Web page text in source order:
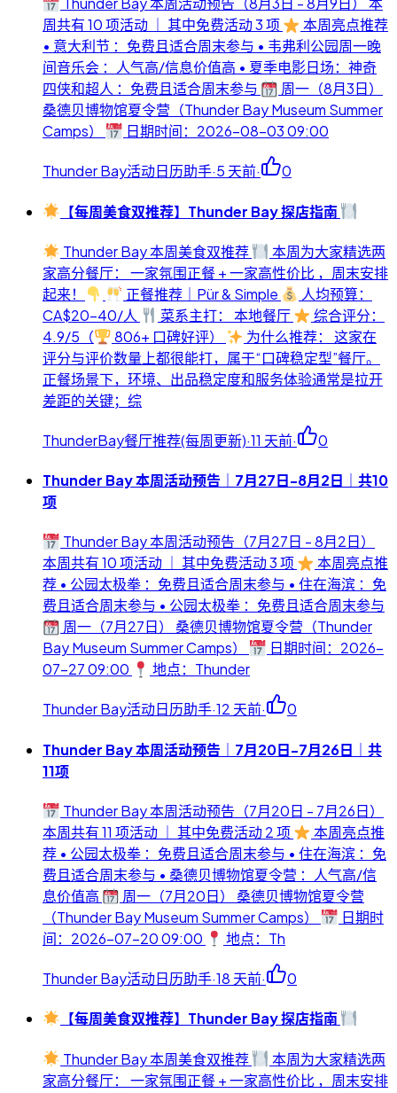
周共有 10 项活动 ｜ 其中免费活动 3 项
本周亮点推荐
• 意大利节 ：免费且适合周末参与 • 韦弗利公园周一晚
间音乐会 ：人气高/信息价值高 • 夏季电影日场：神奇
四侠和超人 ：免费且适合周末参与
周一（8月3日）
桑德贝博物馆夏令营（Thunder Bay Museum Summer
Camps）
日期时间：2026-08-03 09:00
Thunder Bay活动日历助手·5 天前· 0
【每周美食双推荐】Thunder Bay 探店指南
Thunder Bay 本周美食双推荐
本周为大家精选两
家高分餐厅： 一家氛围正餐 + 一家高性价比 ，周末安排
起来！
正餐推荐｜Pür & Simple
人均预算：
CA$20-40/人
菜系主打： 本地餐厅
综合评分：
4.9/5（
806+ 口碑好评）
为什么推荐： 这家在
评分与评价数量上都很能打，属于“口碑稳定型”餐厅。
正餐场景下，环境、出品稳定度和服务体验通常是拉开
差距的关键；综
ThunderBay餐厅推荐(每周更新)·11 天前· 0
Thunder Bay 本周活动预告｜7月27日-8月2日｜共10
项
Thunder Bay 本周活动预告（7月27日 - 8月2日）
本周共有 10 项活动 ｜ 其中免费活动 3 项
本周亮点推
荐 • 公园太极拳 ：免费且适合周末参与 • 住在海滨 ：免
费且适合周末参与 • 公园太极拳 ：免费且适合周末参与
周一（7月27日） 桑德贝博物馆夏令营（Thunder
Bay Museum Summer Camps）
日期时间：2026-
07-27 09:00
地点：Thunder
Thunder Bay活动日历助手·12 天前· 0
Thunder Bay 本周活动预告｜7月20日-7月26日｜共
11项
Thunder Bay 本周活动预告（7月20日 - 7月26日）
本周共有 11 项活动 ｜ 其中免费活动 2 项
本周亮点推
荐 • 公园太极拳 ：免费且适合周末参与 • 住在海滨 ：免
费且适合周末参与 • 桑德贝博物馆夏令营 ：人气高/信
息价值高
周一（7月20日） 桑德贝博物馆夏令营
（Thunder Bay Museum Summer Camps）
日期时
间：2026-07-20 09:00
地点：Th
Thunder Bay活动日历助手·18 天前· 0
【每周美食双推荐】Thunder Bay 探店指南
Thunder Bay 本周美食双推荐
本周为大家精选两
家高分餐厅： 一家氛围正餐 + 一家高性价比 ，周末安排